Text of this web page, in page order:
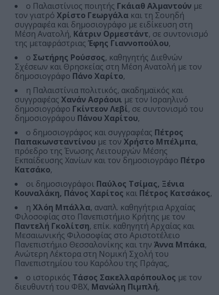
ο Παλαιστίνιος ποιητής Γκάιαθ Αλμαντούν με
τον γιατρό Χρίστο Γεωργάλα και τη Σουηδή
συγγραφέα και δημοσιογράφο με ειδίκευση στη
Μέση Ανατολή, Κάτριν Ορμεστάντ, σε συντονισμό
της μεταφράστριας Έφης Γιαννοπούλου,
ο Σωτήρης Ρούσσος, καθηγητής Διεθνών
Σχέσεων και Θρησκείας στη Μέση Ανατολή με τον
δημοσιογράφο Πάνο Χαρίτο,
η Παλαιστίνια πολιτικός, ακαδημαϊκός και
συγγραφέας Χανάν Ασράουι με τον Ισραηλινό
δημοσιογράφο Γκίντεον Λεβί, σε συντονισμό του
δημοσιογράφου Πάνου Χαρίτου,
ο δημοσιογράφος και συγγραφέας Πέτρος
Παπακωνσταντίνου με τον Χρήστο Μπέλμπα,
πρόεδρο της Ένωσης Λειτουργών Μέσης
Εκπαίδευσης Χανίων και τον δημοσιογράφο Πέτρο
Κατσάκο,
οι δημοσιογράφοι Παύλος Τσίμας, Ξένια
Κουναλάκη, Πάνος Χαρίτος και Πέτρος Κατσάκος,
η Χλόη Μπάλλα, αναπλ. καθηγήτρια Αρχαίας
Φιλοσοφίας στο Πανεπιστήμιο Κρήτης με τον
Παντελή Γκολίτση, επίκ. καθηγητή Αρχαίας και
Μεσαιωνικής Φιλοσοφίας στο Αριστοτέλειο
Πανεπιστήμιο Θεσσαλονίκης και την Άννα Μπάκα,
Ανώτερη Λέκτορα στη Νομική Σχολή του
Πανεπιστημίου του Καρόλου της Πράγας,
ο ιστορικός Τάσος Σακελλαρόπουλος με τον
διευθυντή του ΦΒΧ, Μανώλη Πιμπλή,